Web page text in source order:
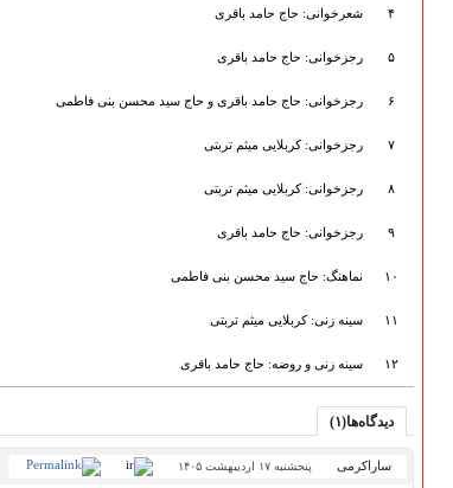
۴ شعرخوانی: حاج حامد باقری
۵ رجزخوانی: حاج حامد باقری
۶ رجزخوانی: حاج حامد باقری و حاج سید محسن بنی فاطمی
۷ رجزخوانی: کربلایی میثم تربتی
۸ رجزخوانی: کربلایی میثم تربتی
۹ رجزخوانی: حاج حامد باقری
۱۰ نماهنگ: حاج سید محسن بنی فاطمی
۱۱ سینه زنی: کربلایی میثم تربتی
۱۲ سینه زنی و روضه: حاج حامد باقری
دیدگاه‌ها(۱)
ساراکرمی پنجشنبه ۱۷ اردیبهشت ۱۴۰۵